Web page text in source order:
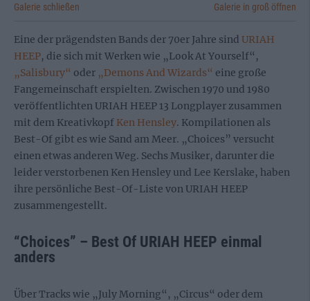
Galerie schließen Galerie in groß öffnen
Eine der prägendsten Bands der 70er Jahre sind URIAH
HEEP, die sich mit Werken wie „Look At Yourself“,
„Salisbury“ oder „Demons And Wizards“ eine große
Fangemeinschaft erspielten. Zwischen 1970 und 1980
veröffentlichten URIAH HEEP 13 Longplayer zusammen
mit dem Kreativkopf Ken Hensley. Kompilationen als
Best-Of gibt es wie Sand am Meer. „Choices” versucht
einen etwas anderen Weg. Sechs Musiker, darunter die
leider verstorbenen Ken Hensley und Lee Kerslake, haben
ihre persönliche Best-Of-Liste von URIAH HEEP
zusammengestellt.
“Choices” – Best Of URIAH HEEP einmal
anders
Über Tracks wie „July Morning“, „Circus“ oder dem